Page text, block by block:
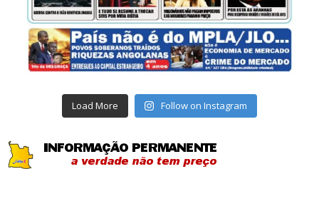
Load More Follow on Instagram